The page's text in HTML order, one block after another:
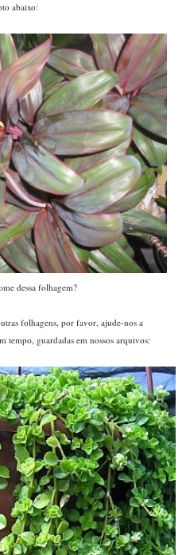
abaixo:
dessa folhagem?
folhagens, por favor, ajude-nos a
tempo, guardadas em nossos arquivos: